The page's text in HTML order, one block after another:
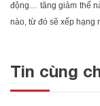
động… tăng giảm thế
nào, từ đó sẽ xếp hạng
Tin cùng